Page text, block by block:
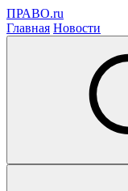
ПРАВО.ru
Главная Новости